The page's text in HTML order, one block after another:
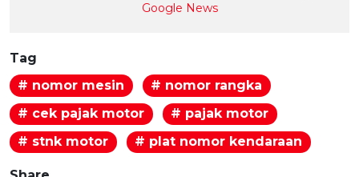
Google News
Tag
# nomor mesin
# nomor rangka
# cek pajak motor
# pajak motor
# stnk motor
# plat nomor kendaraan